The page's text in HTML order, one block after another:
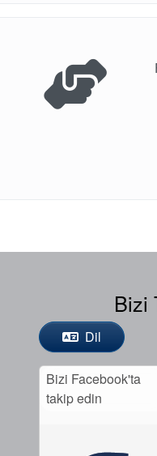
Bizi
Dil
Bizi Facebook'ta
takip edin